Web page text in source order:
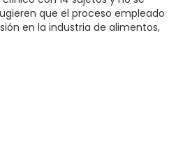
que el proceso empleado
en la industria de alimentos,